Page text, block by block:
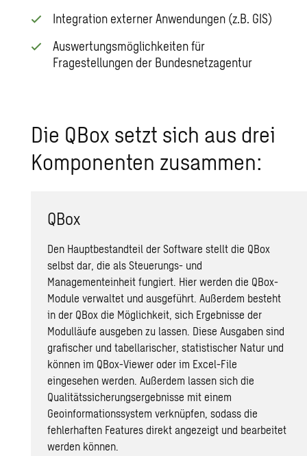
Integration externer Anwendungen (z.B. GIS)
Auswertungsmöglichkeiten für
Fragestellungen der Bundesnetzagentur
Die QBox setzt sich aus drei
Kom­po­nen­ten zu­sam­men:
QBox
Den Hauptbestandteil der Software stellt die QBox
selbst dar, die als Steuerungs- und
Managementeinheit fungiert. Hier werden die QBox-
Module verwaltet und ausgeführt. Außerdem besteht
in der QBox die Möglichkeit, sich Ergebnisse der
Modulläufe ausgeben zu lassen. Diese Ausgaben sind
grafischer und tabellarischer, statistischer Natur und
können im QBox-Viewer oder im Excel-File
eingesehen werden. Außerdem lassen sich die
Qualitätssicherungsergebnisse mit einem
Geoinformationssystem verknüpfen, sodass die
fehlerhaften Features direkt angezeigt und bearbeitet
werden können.